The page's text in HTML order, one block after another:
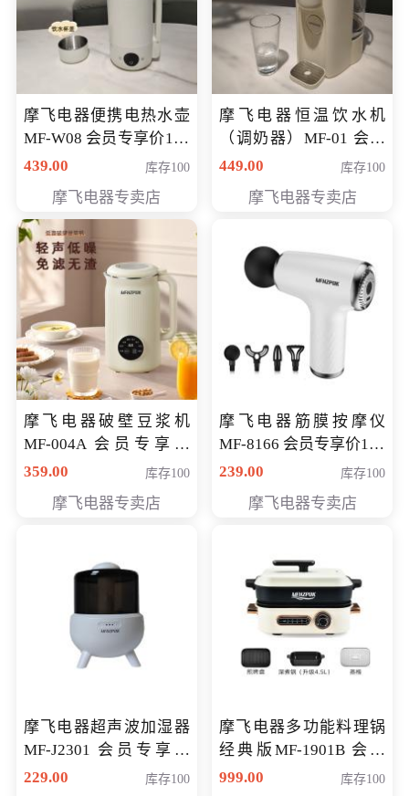
摩飞电器便携电热水壶
MF-W08 会员专享价198
元
439.00 库存100
摩飞电器专卖店
摩飞电器恒温饮水机
（调奶器）MF-01 会员
专享价366元
449.00 库存100
摩飞电器专卖店
摩飞电器破壁豆浆机
MF-004A 会员专享价
168元
359.00 库存100
摩飞电器专卖店
摩飞电器筋膜按摩仪
MF-8166 会员专享价168
元
239.00 库存100
摩飞电器专卖店
摩飞电器超声波加湿器
MF-J2301 会员专享价
168元
229.00 库存100
摩飞电器多功能料理锅
经典版MF-1901B 会员
专享价399元
999.00 库存100